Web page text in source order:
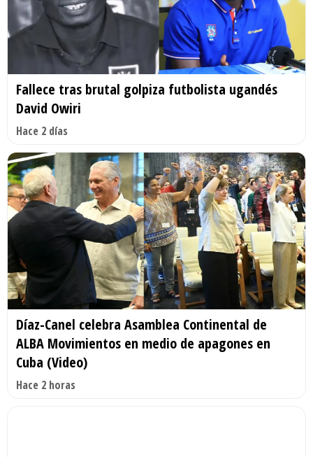
Fallece tras brutal golpiza futbolista ugandés
David Owiri
Hace 2 días
Díaz-Canel celebra Asamblea Continental de
ALBA Movimientos en medio de apagones en
Cuba (Video)
Hace 2 horas